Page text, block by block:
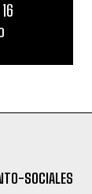
SOCIALES